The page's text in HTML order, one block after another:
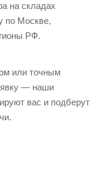
на складах
по Москве,
РФ.
или точным
— наши
вас и подберут